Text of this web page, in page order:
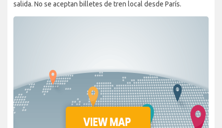
salida. No se aceptan billetes de tren local desde París.